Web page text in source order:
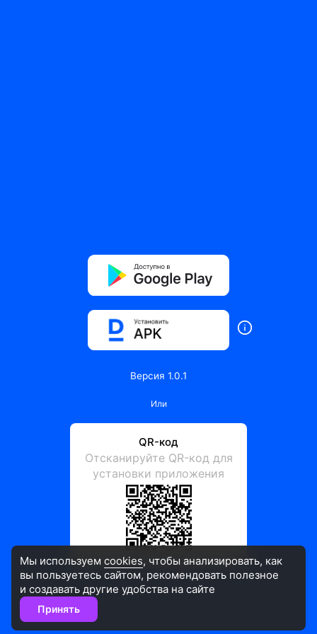
Версия 1.0.1
Или
QR-код
Отсканируйте QR-код для
установки приложения
Мы используем cookies, чтобы анализировать, как
вы пользуетесь сайтом, рекомендовать полезное
и создавать другие удобства на сайте
Принять